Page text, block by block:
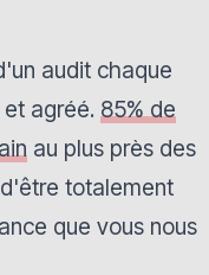
audit chaque
agréé. 85% de
au plus près des
totalement
que vous nous